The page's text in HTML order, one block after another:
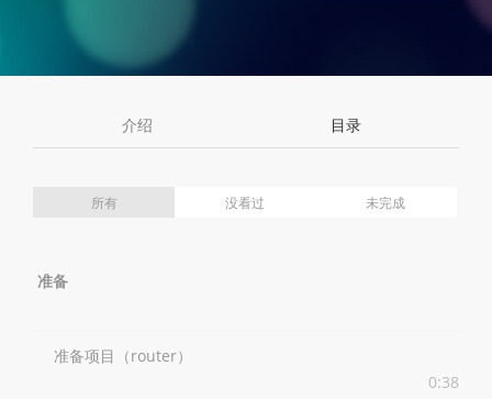
介绍 目录
所有 没看过 未完成
准备
准备项目（router）
0:38